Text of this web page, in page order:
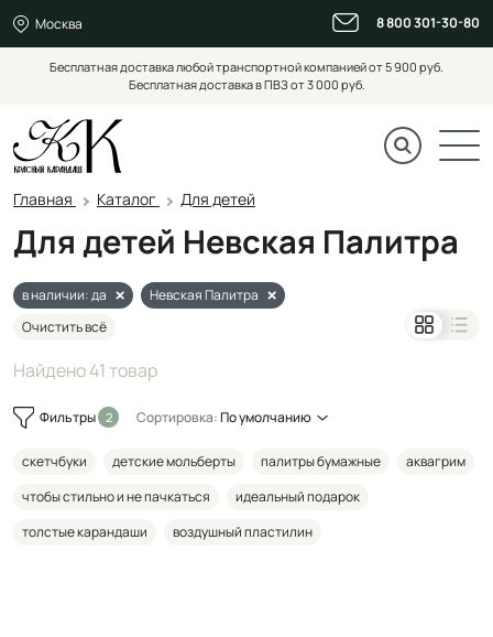
Москва 8 800 301-30-80
Бесплатная доставка любой транспортной компанией от 5 900 руб.
Бесплатная доставка в ПВЗ от 3 000 руб.
Главная Каталог Для детей
Для детей Невская Палитра
в наличии: да
Невская Палитра
Очистить всё
Найдено 41 товар
Фильтры Сортировка:По умолчанию
скетчбуки детские мольберты палитры бумажные
аквагрим
чтобы стильно и не пачкаться
идеальный подарок
толстые карандаши
воздушный пластилин